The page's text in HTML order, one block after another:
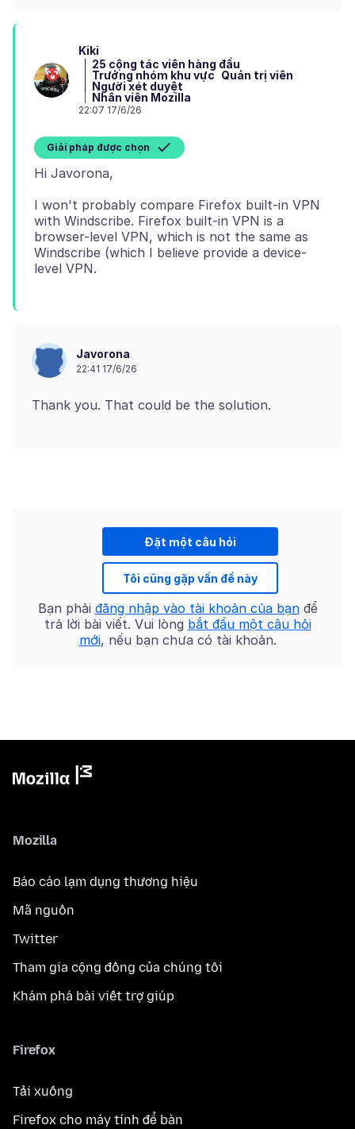
Kiki
25 cộng tác viên hàng đầu
Trưởng nhóm khu vực Quản trị viên
Người xét duyệt
Nhân viên Mozilla
22:07 17/6/26
Giải pháp được chọn
I won't probably compare Firefox built-in VPN
with Windscribe. Firefox built-in VPN is a
browser-level VPN, which is not the same as
Windscribe (which I believe provide a device-
Javorona
22:41 17/6/26
Đặt một câu hỏi
Tôi cũng gặp vấn đề này
Bạn phải đăng nhập vào tài khoản của bạnđể
trả lời bài viết. Vui lòng bắt đầu một câu hỏi
mới, nếu bạn chưa có tài khoản.
Mozilla
Báo cáo lạm dụng thương hiệu
Mã nguồn
Twitter
Tham gia cộng đồng của chúng tôi
Khám phá bài viết trợ giúp
Firefox
Tải xuống
Firefox cho máy tính để bàn